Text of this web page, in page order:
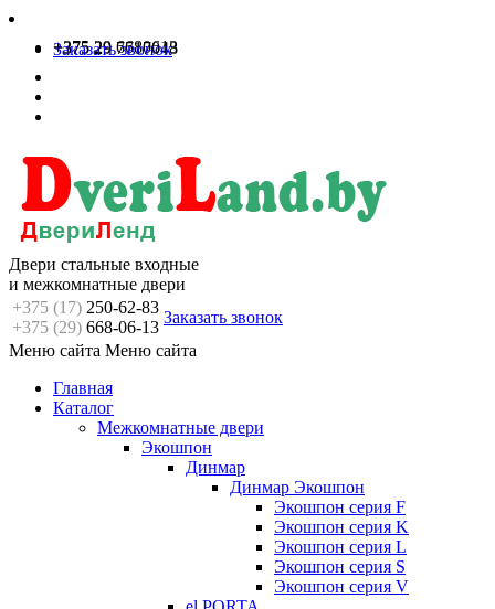
+375 29 6680613
+375 29 7717048
Заказать звонок
Двери стальные входные
и межкомнатные двери
+375 (17) 250-62-83
+375 (29) 668-06-13
Заказать звонок
Меню сайта Меню сайта
Главная
Каталог
Межкомнатные двери
Экошпон
Динмар
Динмар Экошпон
Экошпон серия F
Экошпон серия K
Экошпон серия L
Экошпон серия S
Экошпон серия V